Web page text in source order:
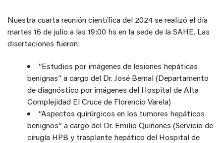
Nuestra cuarta reunión científica del 2024 se realizó el día
martes 16 de julio a las 19:00 hs en la sede de la SAHE. Las
disertaciones fueron:
“Estudios por imágenes de lesiones hepáticas
benignas” a cargo del Dr. José Bernal (Departamento
de diagnóstico por imágenes del Hospital de Alta
Complejidad El Cruce de Florencio Varela)
“Aspectos quirúrgicos en los tumores hepáticos
benignos” a cargo del Dr. Emilio Quiñones (Servicio de
cirugía HPB y trasplante hepático del Hospital de